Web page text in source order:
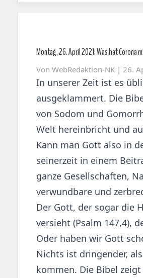
Montag, 26. April 2021: Was hat Corona
Von WebRedaktion-NK | 26.
In unserer Zeit ist es
ausgeklammert. Die
von Sodom und
Welt hereinbricht und
Kann man Gott also in
seinerzeit in einem
ganze Gesellschaften,
verwundbare und
Der Gott, der sogar die
versieht (Psalm 147,4),
Oder haben wir Gott
Nichts ist dringender,
kommen. Die Bibel